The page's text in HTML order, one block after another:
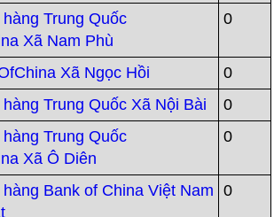
Trung Quốc
Xã Nam Phù
0
Xã Ngọc Hồi
0
Trung Quốc Xã Nội Bài
0
Trung Quốc
Xã Ô Diên
0
Bank of China Việt Nam
0